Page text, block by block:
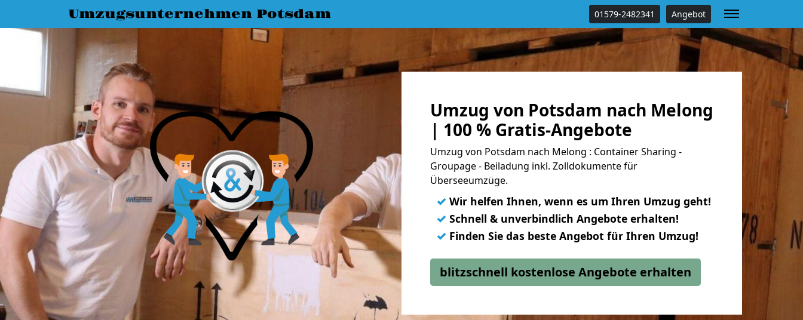
Umzugsunternehmen Potsdam 01579-2482341 Angebot
Umzug von Potsdam nach Melong
| 100 % Gratis-Angebote
Umzug von Potsdam nach Melong : Container Sharing -
Groupage - Beiladung inkl. Zolldokumente für
Überseeumzüge.
✓ Wir helfen Ihnen, wenn es um Ihren Umzug geht!
✓ Schnell & unverbindlich Angebote erhalten!
✓ Finden Sie das beste Angebot für Ihren Umzug!
blitzschnell kostenlose Angebote erhalten